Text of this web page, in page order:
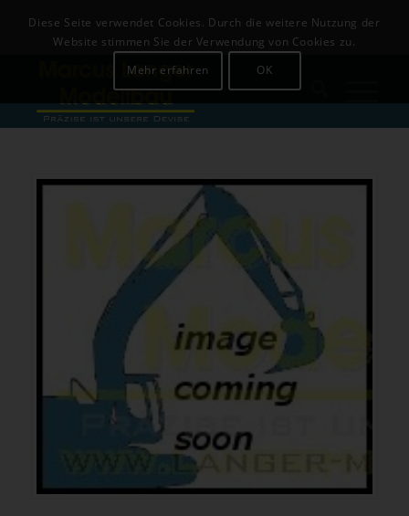
+49 (0)8142-441679
Diese Seite verwendet Cookies. Durch die weitere Nutzung der
Website stimmen Sie der Verwendung von Cookies zu.
Mehr erfahren
OK